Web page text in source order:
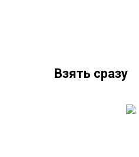
Взять сразу